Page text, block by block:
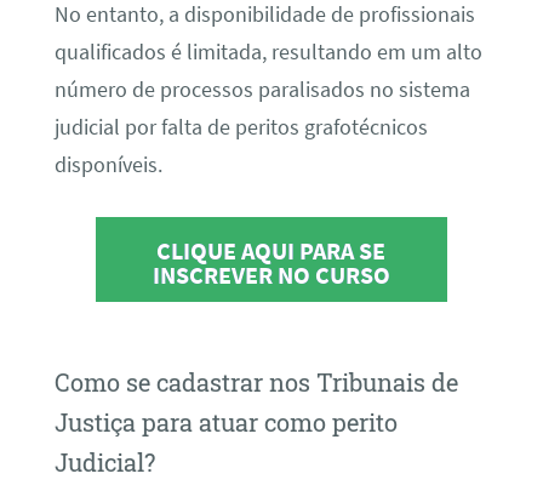
No entanto, a disponibilidade de profissionais
qualificados é limitada, resultando em um alto
número de processos paralisados no sistema
judicial por falta de peritos grafotécnicos
disponíveis.
CLIQUE AQUI PARA SE
INSCREVER NO CURSO
Como se cadastrar nos Tribunais de
Justiça para atuar como perito
Judicial?